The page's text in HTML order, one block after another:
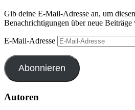
Gib deine E-Mail-Adresse an, um
Benachrichtigungen über neue
E-Mail-Adresse
Abonnieren
Autoren